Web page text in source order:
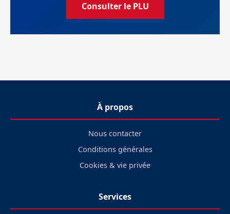
Consulter le PLU
À propos
Nous contacter
Conditions générales
Cookies & vie privée
Services